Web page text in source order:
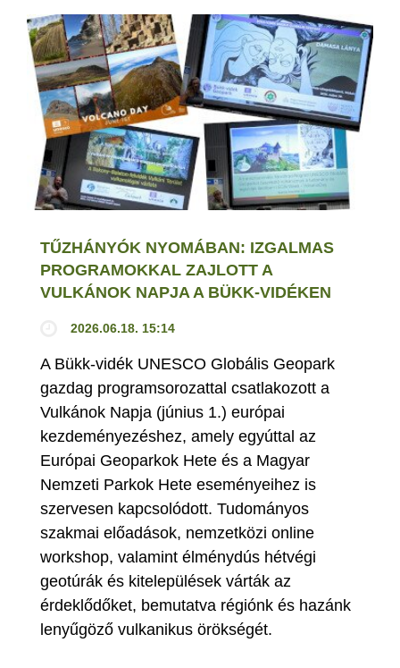
TŰZHÁNYÓK NYOMÁBAN: IZGALMAS
PROGRAMOKKAL ZAJLOTT A
VULKÁNOK NAPJA A BÜKK-VIDÉKEN
2026.06.18. 15:14
A Bükk-vidék UNESCO Globális Geopark
gazdag programsorozattal csatlakozott a
Vulkánok Napja (június 1.) európai
kezdeményezéshez, amely egyúttal az
Európai Geoparkok Hete és a Magyar
Nemzeti Parkok Hete eseményeihez is
szervesen kapcsolódott. Tudományos
szakmai előadások, nemzetközi online
workshop, valamint élménydús hétvégi
geotúrák és kitelepülések várták az
érdeklődőket, bemutatva régiónk és hazánk
lenyűgöző vulkanikus örökségét.